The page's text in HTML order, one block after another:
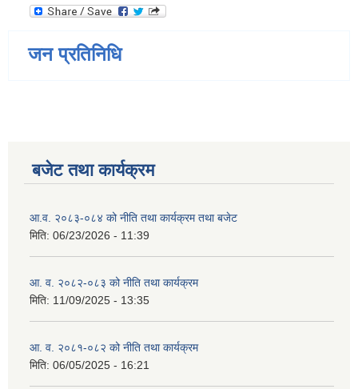
जन प्रतिनिधि
बजेट तथा कार्यक्रम
आ.व. २०८३-०८४ को नीति तथा कार्यक्रम तथा बजेट
मिति: 06/23/2026 - 11:39
आ. व. २०८२-०८३ को नीति तथा कार्यक्रम
मिति: 11/09/2025 - 13:35
आ. व. २०८१-०८२ को नीति तथा कार्यक्रम
मिति: 06/05/2025 - 16:21